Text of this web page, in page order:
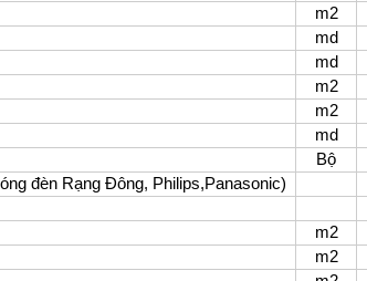
m2
md
md
m2
m2
md
Bộ
đèn Rạng Đông, Philips,Panasonic)
m2
m2